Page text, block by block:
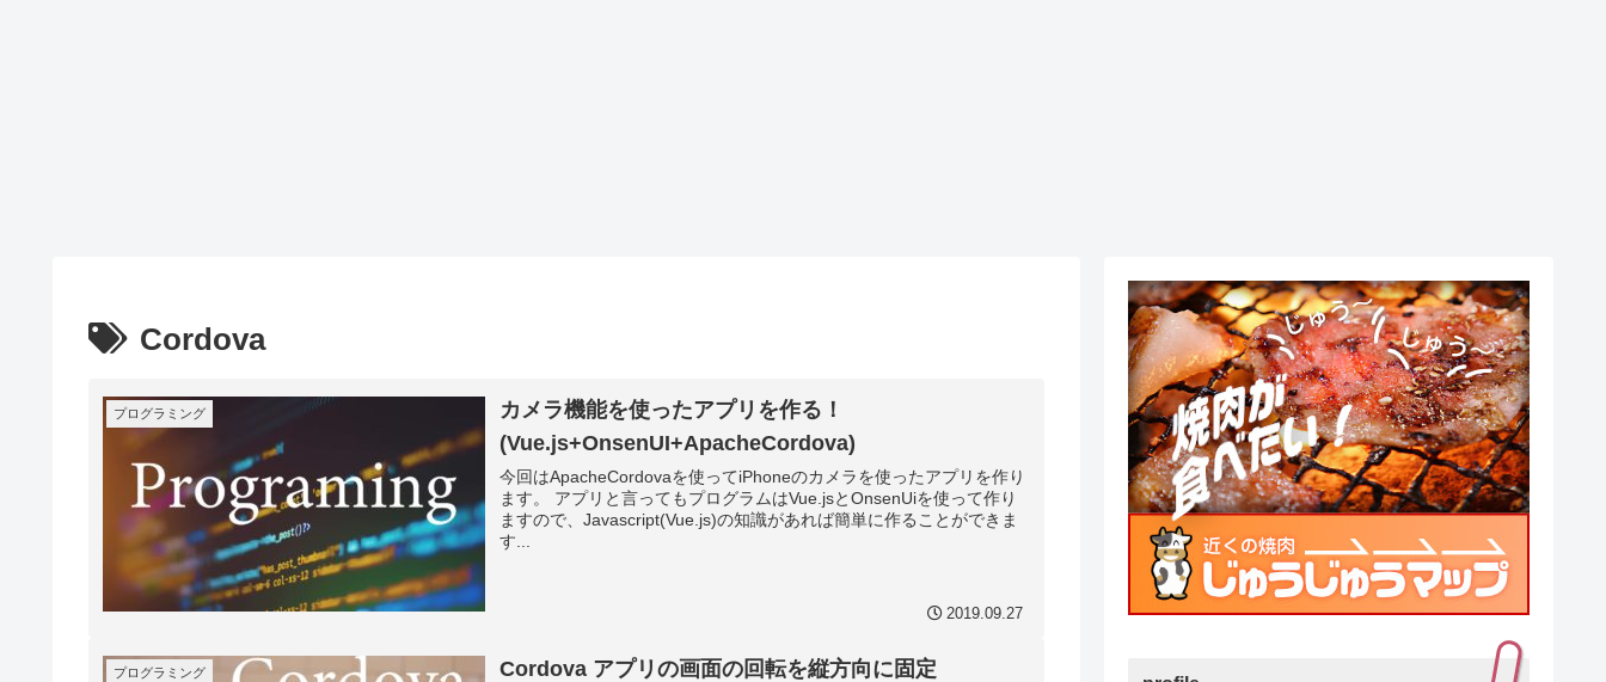
Cordova
プログラミング
カメラ機能を使ったアプリを作る！
(Vue.js+OnsenUI+ApacheCordova)
今回はApacheCordovaを使ってiPhoneのカメラを使ったアプリを作り
ます。 アプリと言ってもプログラムはVue.jsとOnsenUiを使って作り
ますので、Javascript(Vue.js)の知識があれば簡単に作ることができま
す...
2019.09.27
プログラミング Cordova アプリの画面の回転を縦方向に固定